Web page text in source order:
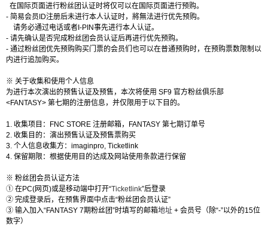
在国际页面进行粉丝团认证时将仅可以在国际页面进行预购。
- 简易会员ID注册后未进行本人认证时，將無法进行优先预购。
请务必通过电话或者I-PIN事先进行本人认证。
- 请先确认是否完成粉丝团会员认证后再进行优先预购。
- 通过粉丝团优先预购购买门票的会员们也可以在普通预购时，在预购票数限制以
内进行追加购买。
※ 关于收集和使用个人信息
为进行本次演出的预售认证及预售，本次将使用 SF9 官方粉丝俱乐部
<FANTASY> 第七期的注册信息， 并仅 限用于以下目的。
1. 收集项目： FNC STORE 注册邮箱， FANTASY 第七期订单号
2. 收集目的：演出预售认证及预售票购买
3. 个人信息收集方： imaginpro, Ticketlink
4. 保留期限：根据使用目的达成及 网站使用条款进行保留
※ 粉丝团会员认证方法
① 在PC(网页)或是移动端中打开“Ticketlink”后登录
② 完成登录后，在预售界面中点击“粉丝团会员认证”
③ 输入加入“FANTASY 7期粉丝团”时填写的邮箱地址 + 会员号（除“-”以外的15位
数字）